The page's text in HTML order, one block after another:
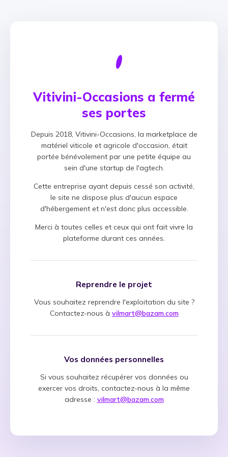
Vitivini-Occasions a fermé
ses portes
Depuis 2018, Vitivini-Occasions, la marketplace de
matériel viticole et agricole d'occasion, était
portée bénévolement par une petite équipe au
sein d'une startup de l'agtech.
Cette entreprise ayant depuis cessé son activité,
le site ne dispose plus d'aucun espace
d'hébergement et n'est donc plus accessible.
Merci à toutes celles et ceux qui ont fait vivre la
plateforme durant ces années.
Reprendre le projet
Vous souhaitez reprendre l'exploitation du site ?
Contactez-nous à vilmart@bazam.com
Vos données personnelles
Si vous souhaitez récupérer vos données ou
exercer vos droits, contactez-nous à la même
adresse : vilmart@bazam.com